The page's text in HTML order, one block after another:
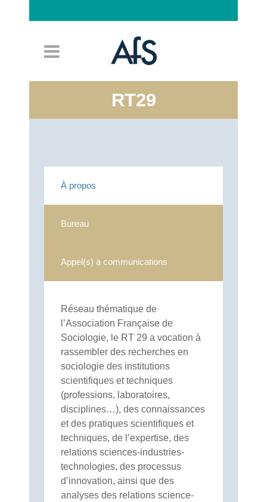
RT29
À propos
Bureau
Appel(s) à communications
Réseau thématique de
l’Association Française de
Sociologie, le RT 29 a vocation à
rassembler des recherches en
sociologie des institutions
scientifiques et techniques
(professions, laboratoires,
disciplines…), des connaissances
et des pratiques scientifiques et
techniques, de l’expertise, des
relations sciences-industries-
technologies, des processus
d’innovation, ainsi que des
analyses des relations science-